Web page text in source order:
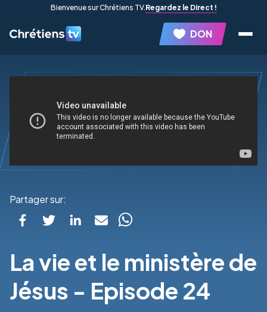
Bienvenue sur Chrétiens TV.Regardez le Direct !
DON
Partager sur:
La vie et le ministère de
Jésus - Episode 24